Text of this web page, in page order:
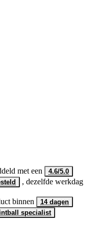
met een
4.6/5.0
, dezelfde werkdag
binnen
14 dagen
specialist